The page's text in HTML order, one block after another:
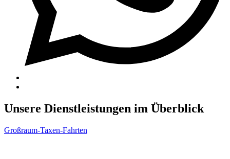
Unsere Dienstleistungen im Überblick
Großraum-Taxen-Fahrten